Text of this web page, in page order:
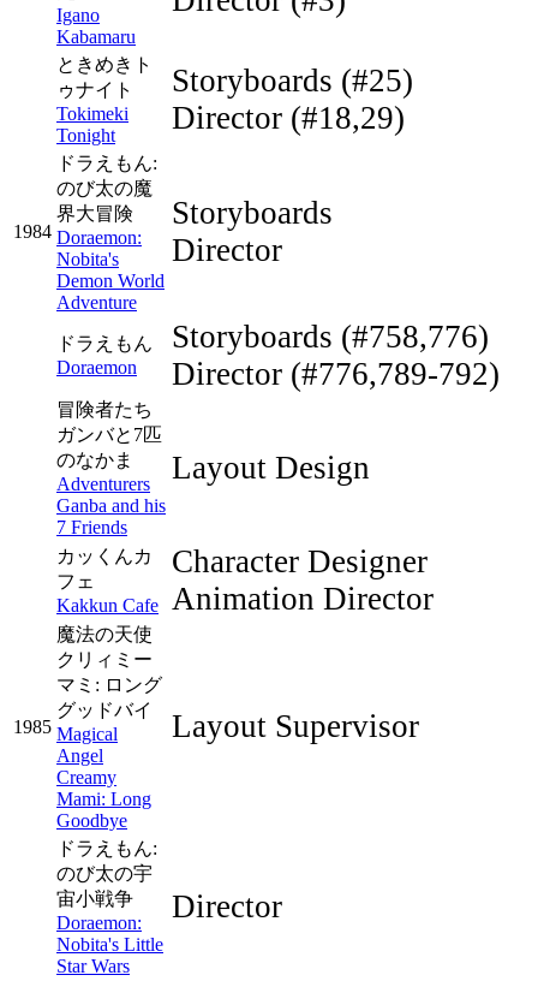
Igano
Kabamaru
ときめきト
ゥナイト
Tokimeki
Tonight
Storyboards (#25)
Director (#18,29)
1984
ドラえもん:
のび太の魔
界大冒険
Doraemon:
Nobita's
Demon World
Adventure
Storyboards
Director
ドラえもん
Doraemon
Storyboards (#758,776)
Director (#776,789-792)
冒険者たち
ガンバと7匹
のなかま
Adventurers
Ganba and his
7 Friends
Layout Design
カッくんカ
フェ
Kakkun Cafe
Character Designer
Animation Director
1985
魔法の天使
クリィミー
マミ: ロング
グッドバイ
Magical
Angel
Creamy
Mami: Long
Goodbye
Layout Supervisor
ドラえもん:
のび太の宇
宙小戦争
Doraemon:
Nobita's Little
Star Wars
Director